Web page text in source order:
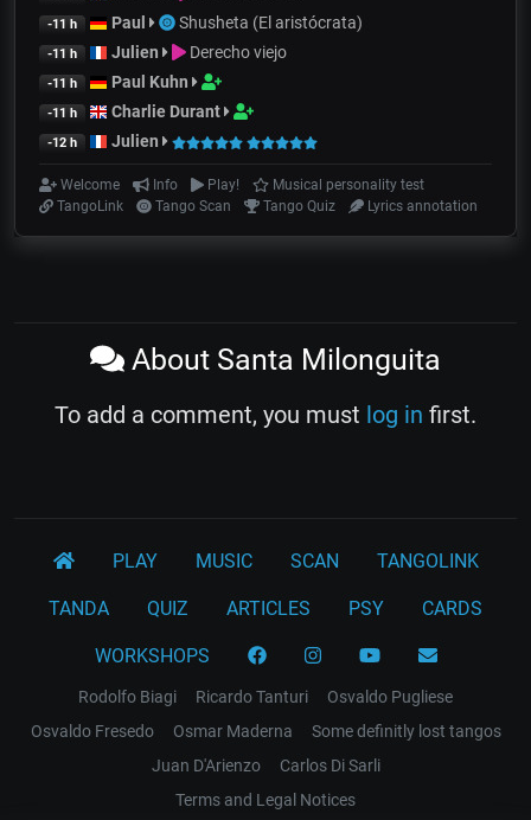
-11 h Paul Shusheta (El aristócrata)
-11 h Julien Derecho viejo
-11 h Paul Kuhn
-11 h Charlie Durant
-12 h Julien
Welcome Info Play!
Musical personality test
TangoLink
Tango Scan Tango Quiz Lyrics annotation
About Santa Milonguita
To add a comment, you must log in first.
PLAY MUSIC SCAN TANGOLINK
TANDA QUIZ ARTICLES PSY CARDS
WORKSHOPS
Rodolfo Biagi Ricardo Tanturi
Osvaldo Pugliese
Osvaldo Fresedo
Osmar Maderna
Some definitly lost tangos
Juan D'Arienzo
Carlos Di Sarli
Terms and Legal Notices